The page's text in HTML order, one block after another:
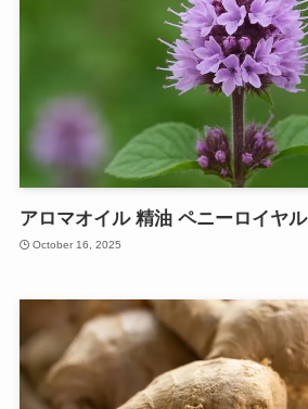
アロマオイル 精油 ペニーロイヤル
October 16, 2025